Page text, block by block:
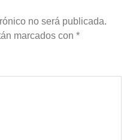
no será publicada.
marcados con *